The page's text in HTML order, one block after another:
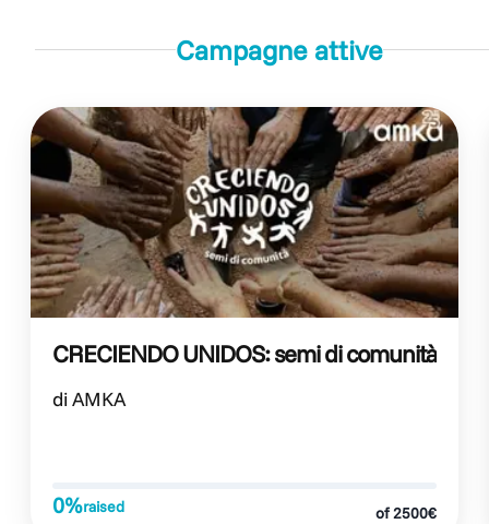
Campagne attive
CRECIENDO UNIDOS: semi di comunità
di AMKA
0%raised of 2500€